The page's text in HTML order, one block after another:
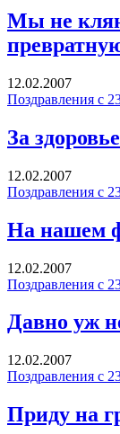
Мы не
12.02.2007
Поздравления с
За
12.02.2007
Поздравления с
На нашем
12.02.2007
Поздравления с
Давно уж
12.02.2007
Поздравления с
Приду на